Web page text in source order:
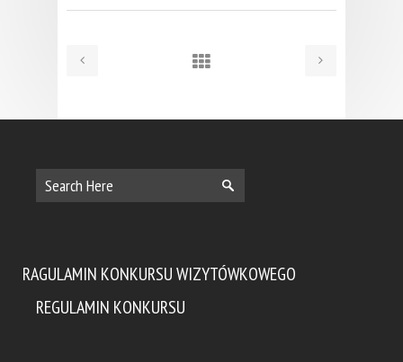
RAGULAMIN KONKURSU WIZYTÓWKOWEGO
REGULAMIN KONKURSU